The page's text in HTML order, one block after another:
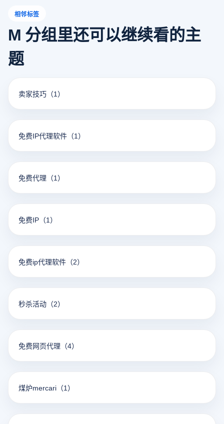
相邻标签
M 分组里还可以继续看的主
题
卖家技巧 （1）
免费IP代理软件 （1）
免费代理 （1）
免费IP （1）
免费ip代理软件 （2）
秒杀活动 （2）
免费网页代理 （4）
煤炉mercari （1）